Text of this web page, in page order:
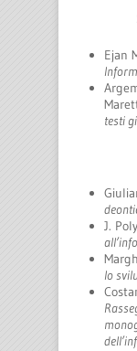
Ejan
testi
J.
lo